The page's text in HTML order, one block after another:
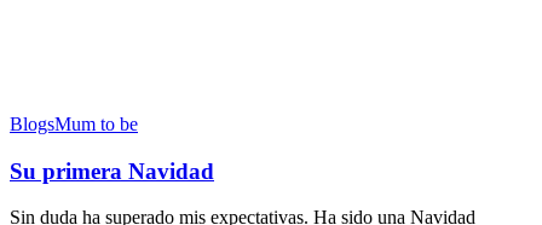
BlogsMum to be
Su primera Navidad
Sin duda ha superado mis expectativas. Ha sido una Navidad